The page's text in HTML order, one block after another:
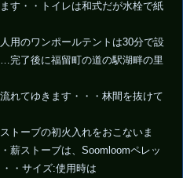
す・・トイレは和式だが水栓で紙
用のワンポールテントは30分で設
完了後に福留町の道の駅湖畔の里
れてゆきます・・・林間を抜けて
トーブの初火入れをおこないま
薪ストーブは、Soomloomペレッ
・サイズ:使用時は